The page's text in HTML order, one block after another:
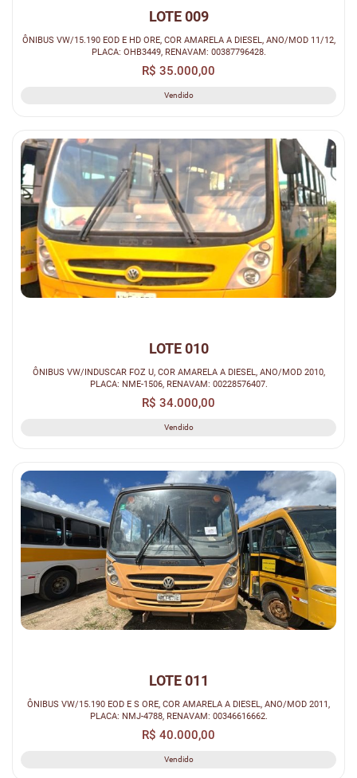
LOTE 009
ÔNIBUS VW/15.190 EOD E HD ORE, COR AMARELA A DIESEL, ANO/MOD 11/12,
PLACA: OHB3449, RENAVAM: 00387796428.
R$ 35.000,00
Vendido
LOTE 010
ÔNIBUS VW/INDUSCAR FOZ U, COR AMARELA A DIESEL, ANO/MOD 2010,
PLACA: NME-1506, RENAVAM: 00228576407.
R$ 34.000,00
Vendido
LOTE 011
ÔNIBUS VW/15.190 EOD E S ORE, COR AMARELA A DIESEL, ANO/MOD 2011,
PLACA: NMJ-4788, RENAVAM: 00346616662.
R$ 40.000,00
Vendido